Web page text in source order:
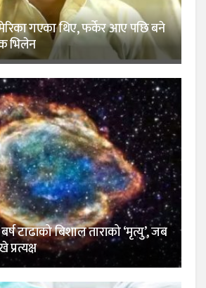
गएका थिए, फर्केर आए पछि बने
भिलेन
टाढाको बिशाल ताराको ‘मृत्यु’, जब